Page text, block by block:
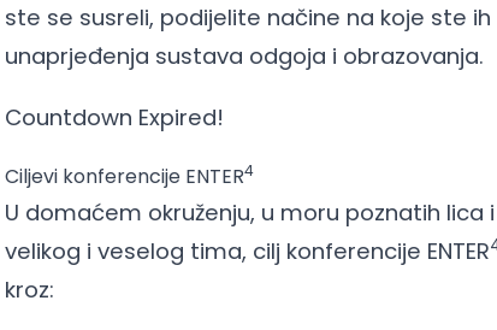
ste se susreli, podijelite načine na koje ste
unaprjeđenja sustava odgoja i obrazovanja.
Countdown Expired!
Ciljevi konferencije ENTER4
U domaćem okruženju, u moru poznatih
velikog i veselog tima, cilj konferencije ENTER
kroz: